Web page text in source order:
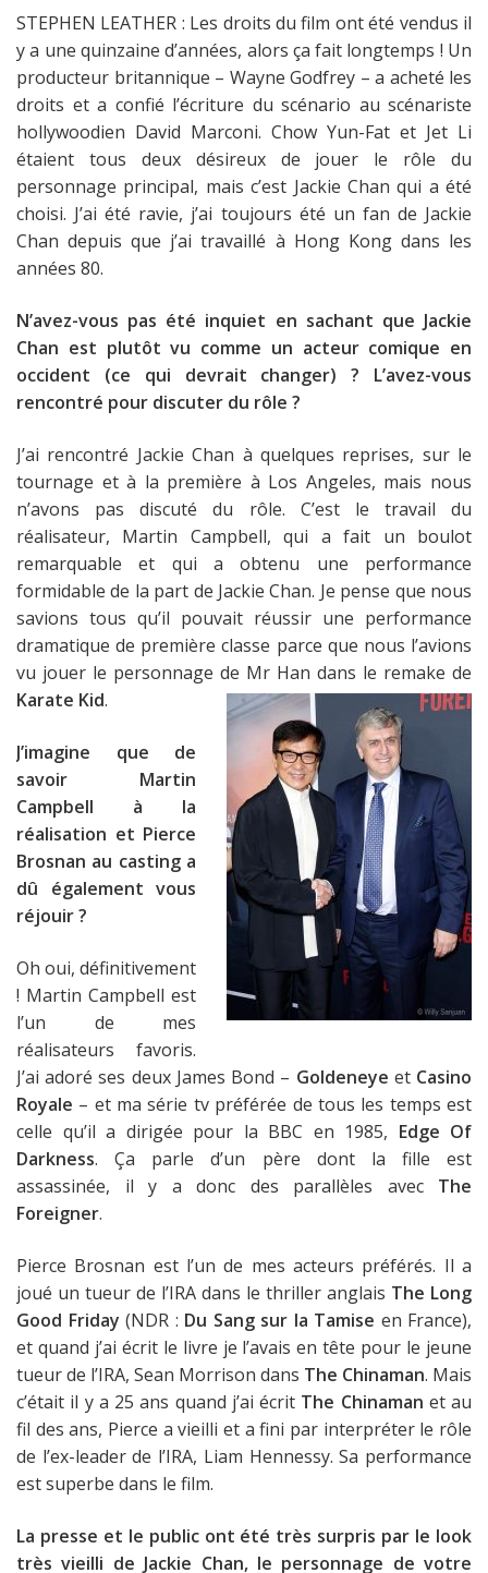
STEPHEN LEATHER : Les droits du film ont été vendus il
y a une quinzaine d’années, alors ça fait longtemps ! Un
producteur britannique – Wayne Godfrey – a acheté les
droits et a confié l’écriture du scénario au scénariste
hollywoodien David Marconi. Chow Yun-Fat et Jet Li
étaient tous deux désireux de jouer le rôle du
personnage principal, mais c’est Jackie Chan qui a été
choisi. J’ai été ravie, j’ai toujours été un fan de Jackie
Chan depuis que j’ai travaillé à Hong Kong dans les
années 80.
N’avez-vous pas été inquiet en sachant que Jackie
Chan est plutôt vu comme un acteur comique en
occident (ce qui devrait changer) ? L’avez-vous
rencontré pour discuter du rôle ?
J’ai rencontré Jackie Chan à quelques reprises, sur le
tournage et à la première à Los Angeles, mais nous
n’avons pas discuté du rôle. C’est le travail du
réalisateur, Martin Campbell, qui a fait un boulot
remarquable et qui a obtenu une performance
formidable de la part de Jackie Chan. Je pense que nous
savions tous qu’il pouvait réussir une performance
dramatique de première classe parce que nous l’avions
vu jouer le personnage de Mr Han dans le remake de
Karate Kid.
J’imagine que de
savoir Martin
Campbell à la
réalisation et Pierce
Brosnan au casting a
dû également vous
réjouir ?
Oh oui, définitivement
! Martin Campbell est
l’un de mes
réalisateurs favoris.
J’ai adoré ses deux James Bond – Goldeneye et Casino
Royale – et ma série tv préférée de tous les temps est
celle qu’il a dirigée pour la BBC en 1985, Edge Of
Darkness. Ça parle d’un père dont la fille est
assassinée, il y a donc des parallèles avec The
Foreigner.
Pierce Brosnan est l’un de mes acteurs préférés. Il a
joué un tueur de l’IRA dans le thriller anglais The Long
Good Friday (NDR : Du Sang sur la Tamise en France),
et quand j’ai écrit le livre je l’avais en tête pour le jeune
tueur de l’IRA, Sean Morrison dans The Chinaman. Mais
c’était il y a 25 ans quand j’ai écrit The Chinaman et au
fil des ans, Pierce a vieilli et a fini par interpréter le rôle
de l’ex-leader de l’IRA, Liam Hennessy. Sa performance
est superbe dans le film.
La presse et le public ont été très surpris par le look
très vieilli de Jackie Chan, le personnage de votre